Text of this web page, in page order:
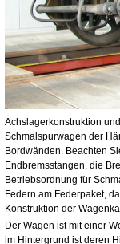
Achslagerkonstruktion
Schmalspurwagen der
Bordwänden. Beachten
Endbremsstangen, die
Betriebsordnung für
Federn am Federpaket,
Konstruktion der
Der Wagen ist mit einer
im Hintergrund ist deren